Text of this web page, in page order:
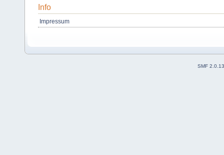
Info
Impressum
SMF 2.0.13